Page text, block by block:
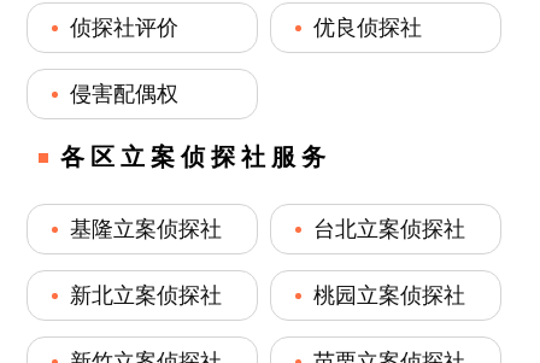
侦探社评价 优良侦探社
侵害配偶权
各区立案侦探社服务
基隆立案侦探社 台北立案侦探社
新北立案侦探社 桃园立案侦探社